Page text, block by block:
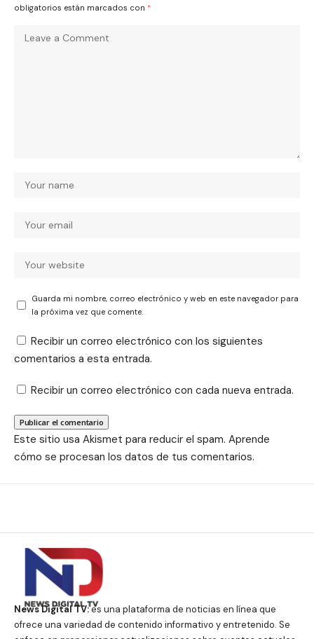
obligatorios están marcados con *
Guarda mi nombre, correo electrónico y web en este navegador para
la próxima vez que comente.
Recibir un correo electrónico con los siguientes
comentarios a esta entrada.
Recibir un correo electrónico con cada nueva entrada.
Este sitio usa Akismet para reducir el spam. Aprende
cómo se procesan los datos de tus comentarios.
News Digital TV:es una plataforma de noticias en línea que
ofrece una variedad de contenido informativo y entretenido. Se